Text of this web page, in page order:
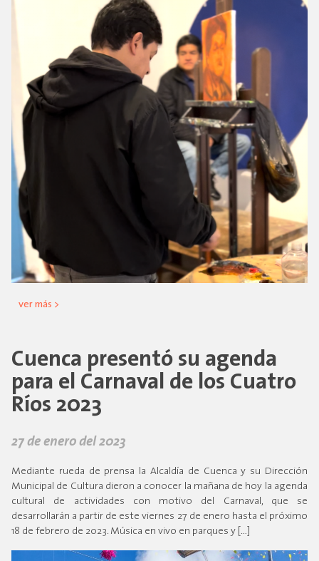
ver más >
Cuenca presentó su agenda
para el Carnaval de los Cuatro
Ríos 2023
27 de enero del 2023
Mediante rueda de prensa la Alcaldía de Cuenca y su Dirección
Municipal de Cultura dieron a conocer la mañana de hoy la agenda
cultural de actividades con motivo del Carnaval, que se
desarrollarán a partir de este viernes 27 de enero hasta el próximo
18 de febrero de 2023. Música en vivo en parques y […]